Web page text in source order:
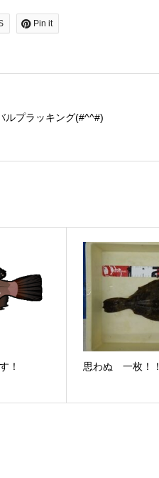
Pin it
ルプラッキング(#^^#)
！ 思わぬ 一枚！！